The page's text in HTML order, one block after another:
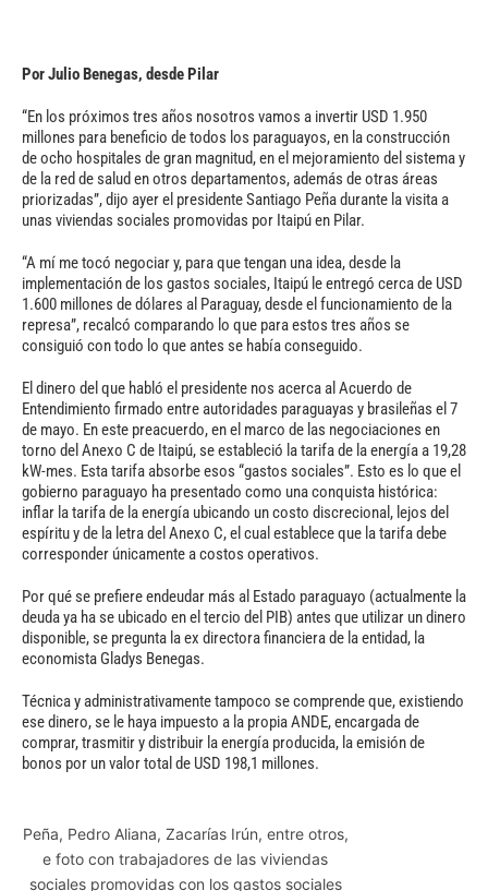
Por Julio Benegas, desde Pilar
“En los próximos tres años nosotros vamos a invertir USD 1.950
millones para beneficio de todos los paraguayos, en la construcción
de ocho hospitales de gran magnitud, en el mejoramiento del sistema y
de la red de salud en otros departamentos, además de otras áreas
priorizadas”, dijo ayer el presidente Santiago Peña durante la visita a
unas viviendas sociales promovidas por Itaipú en Pilar.
“A mí me tocó negociar y, para que tengan una idea, desde la
implementación de los gastos sociales, Itaipú le entregó cerca de USD
1.600 millones de dólares al Paraguay, desde el funcionamiento de la
represa”, recalcó comparando lo que para estos tres años se
consiguió con todo lo que antes se había conseguido.
El dinero del que habló el presidente nos acerca al Acuerdo de
Entendimiento firmado entre autoridades paraguayas y brasileñas el 7
de mayo. En este preacuerdo, en el marco de las negociaciones en
torno del Anexo C de Itaipú, se estableció la tarifa de la energía a 19,28
kW-mes. Esta tarifa absorbe esos “gastos sociales”. Esto es lo que el
gobierno paraguayo ha presentado como una conquista histórica:
inflar la tarifa de la energía ubicando un costo discrecional, lejos del
espíritu y de la letra del Anexo C, el cual establece que la tarifa debe
corresponder únicamente a costos operativos.
Por qué se prefiere endeudar más al Estado paraguayo (actualmente la
deuda ya ha se ubicado en el tercio del PIB) antes que utilizar un dinero
disponible, se pregunta la ex directora financiera de la entidad, la
economista Gladys Benegas.
Técnica y administrativamente tampoco se comprende que, existiendo
ese dinero, se le haya impuesto a la propia ANDE, encargada de
comprar, trasmitir y distribuir la energía producida, la emisión de
bonos por un valor total de USD 198,1 millones.
Peña, Pedro Aliana, Zacarías Irún, entre otros,
e foto con trabajadores de las viviendas
sociales promovidas con los gastos sociales